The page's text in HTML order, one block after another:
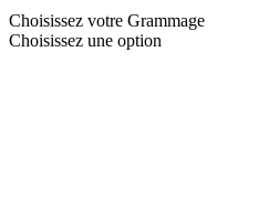
Choisissez votre Grammage
Choisissez une option